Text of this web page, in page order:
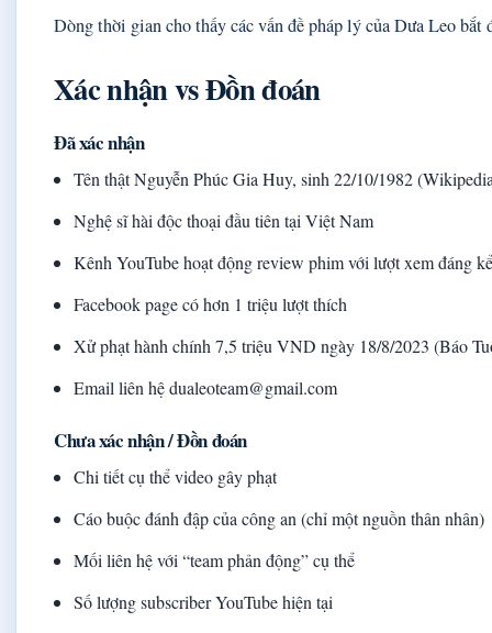
Dòng thời gian cho thấy các vấn đề pháp lý của Dưa Leo
Xác nhận vs Đồn đoán
Đã xác nhận
Tên thật Nguyễn Phúc Gia Huy, sinh 22/10/1982
Nghệ sĩ hài độc thoại đầu tiên tại Việt Nam
Kênh YouTube hoạt động review phim với lượt xem đáng
Facebook page có hơn 1 triệu lượt thích
Xử phạt hành chính 7,5 triệu VND ngày 18/8/2023 (Báo
Email liên hệ dualeoteam@gmail.com
Chưa xác nhận / Đồn đoán
Chi tiết cụ thể video gây phạt
Cáo buộc đánh đập của công an (chỉ một nguồn thân nhân)
Mối liên hệ với “team phản động” cụ thể
Số lượng subscriber YouTube hiện tại